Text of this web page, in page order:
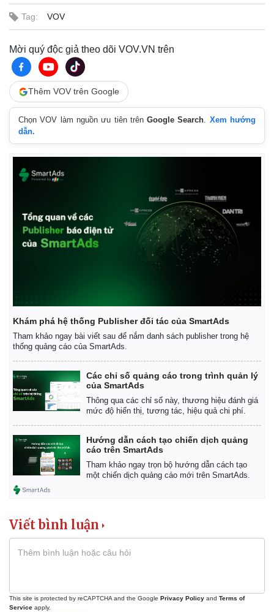
Thế giới
Quan sát
Video
Tag: VOV
Mời quý độc giả theo dõi VOV.VN trên
Thêm VOV trên Google
Chọn VOV làm nguồn ưu tiên trênGoogle Search. Xem hướng
dẫn.
Khám phá hệ thống Publisher đối tác của SmartAds
Tham khảo ngay bài viết sau để nắm danh sách publisher trong hệ
thống quảng cáo của SmartAds.
Các chỉ số quảng cáo trong trình quản lý
của SmartAds
Thông qua các chỉ số này, thương hiệu đánh giá
mức độ hiển thị, tương tác, hiệu quả chi phí.
Hướng dẫn cách tạo chiến dịch quảng
cáo trên SmartAds
Tham khảo ngay trọn bộ hướng dẫn cách tạo
một chiến dịch quảng cáo mới trên SmartAds.
Viết bình luận
This site is protected by reCAPTCHA and the Google Privacy Policy and Terms of
Service apply.